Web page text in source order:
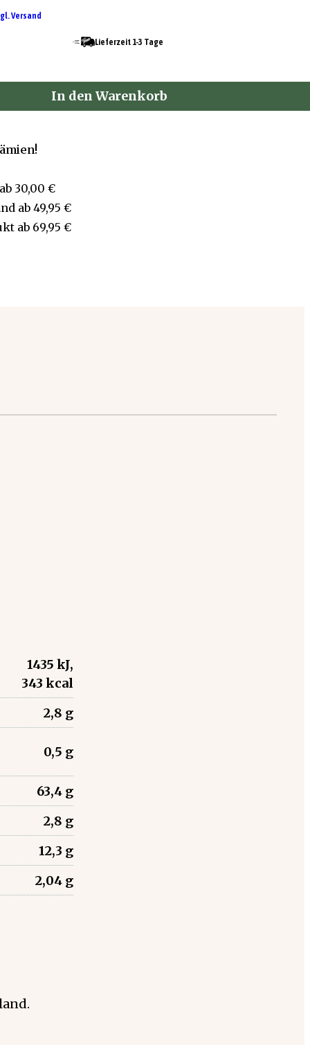
Versand
Lieferzeit 1-3 Tage
In den Warenkorb
ab 30,00 €
ab 49,95 €
ab 69,95 €
1435 kJ,
343 kcal
2,8 g
0,5 g
63,4 g
2,8 g
12,3 g
2,04 g